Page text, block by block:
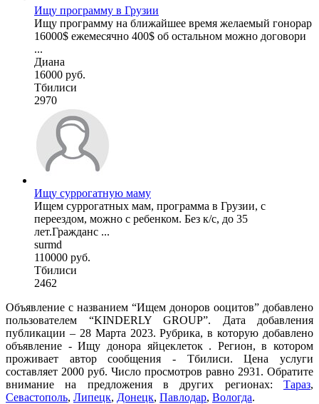
Ищу программу в Грузии
Ищу программу на ближайшее время желаемый гонорар
16000$ ежемесячно 400$ об остальном можно договори
...
Диана
16000 руб.
Тбилиси
2970
Ищу суррогатную маму
Ищем суррогатных мам, программа в Грузии, с
переездом, можно с ребенком. Без к/с, до 35
лет.Гражданс ...
surmd
110000 руб.
Тбилиси
2462
Объявление с названием “Ищем доноров ооцитов” добавлено
пользователем “KINDERLY GROUP”. Дата добавления
публикации – 28 Марта 2023. Рубрика, в которую добавлено
объявление - Ищу донора яйцеклеток . Регион, в котором
проживает автор сообщения - Тбилиси. Цена услуги
составляет 2000 руб. Число просмотров равно 2931. Обратите
внимание на предложения в других регионах: Тараз,
Севастополь, Липецк, Донецк, Павлодар, Вологда.